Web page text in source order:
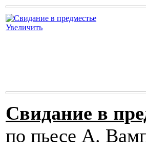
Увеличить
Свидание в
по пьесе А.